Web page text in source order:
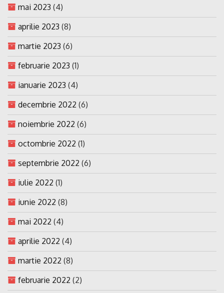
mai 2023 (4)
aprilie 2023 (8)
martie 2023 (6)
februarie 2023 (1)
ianuarie 2023 (4)
decembrie 2022 (6)
noiembrie 2022 (6)
octombrie 2022 (1)
septembrie 2022 (6)
iulie 2022 (1)
iunie 2022 (8)
mai 2022 (4)
aprilie 2022 (4)
martie 2022 (8)
februarie 2022 (2)